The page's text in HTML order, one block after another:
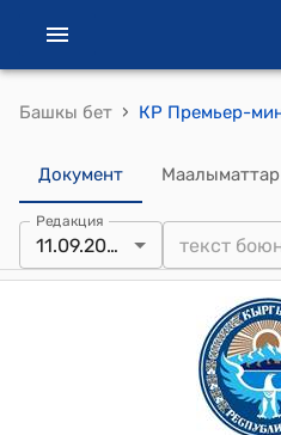
Башкы бет ›
Документ Маалыматтар
Редакция
11.09.2012